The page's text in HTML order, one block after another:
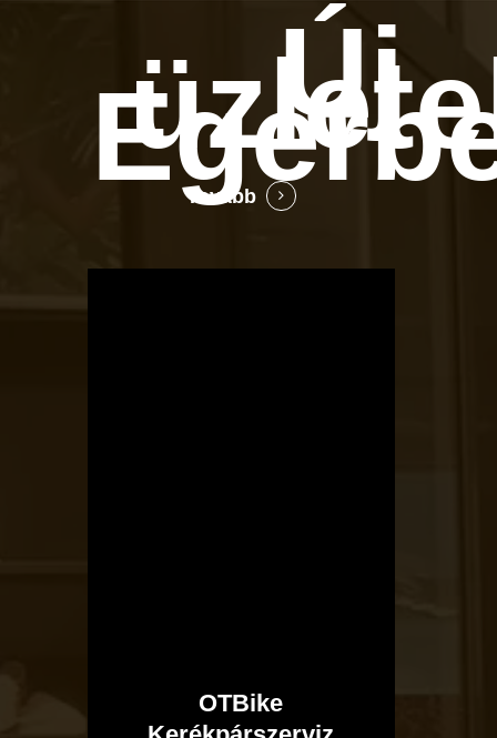
Új
Tovább
OTBike